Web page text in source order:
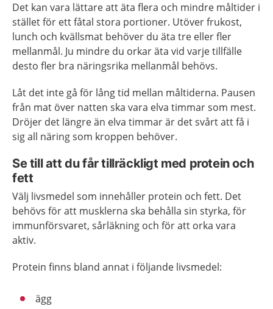
Det kan vara lättare att äta flera och mindre måltider i
stället för ett fåtal stora portioner. Utöver frukost,
lunch och kvällsmat behöver du äta tre eller fler
mellanmål. Ju mindre du orkar äta vid varje tillfälle
desto fler bra näringsrika mellanmål behövs.
Låt det inte gå för lång tid mellan måltiderna. Pausen
från mat över natten ska vara elva timmar som mest.
Dröjer det längre än elva timmar är det svårt att få i
sig all näring som kroppen behöver.
Se till att du får tillräckligt med protein och
fett
Välj livsmedel som innehåller protein och fett. Det
behövs för att musklerna ska behålla sin styrka, för
immunförsvaret, sårläkning och för att orka vara
aktiv.
Protein finns bland annat i följande livsmedel:
ägg